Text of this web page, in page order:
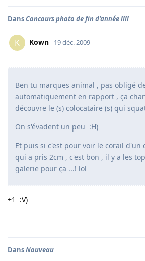
DansConcours photo de fin d'année !!!!
K Kown 19 déc. 2009
Ben tu marques animal , pas obligé
automatiquement en rapport , ça
découvre le (s) colocataire (s) qui
On s'évadent un peu :H)
Et puis si c'est pour voir le corail d'un
qui a pris 2cm , c'est bon , il y a les
galerie pour ça ...! lol
+1 :V)
DansNouveau